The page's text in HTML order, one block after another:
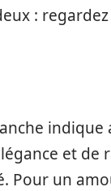
:
indique
et
Pour un